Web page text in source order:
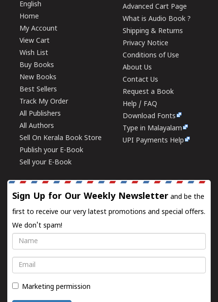
English
Home
My Account
View Cart
Wish List
Buy Books
New Books
Best Sellers
Track My Order
All Publishers
All Authors
Sell On Kerala Book Store
Publish your E-Book
Sell your E-Book
Advanced Cart Page
What is Audio Book ?
Shipping & Returns
Privacy Notice
Conditions of Use
About Us
Contact Us
Request a Book
Help / FAQ
Download Fonts
Type in Malayalam
UPI Payments Help
Sign Up for Our Weekly Newsletter and be the
first to receive our very latest promotions and special offers.
We don't spam!
Name
Email
Marketing permission